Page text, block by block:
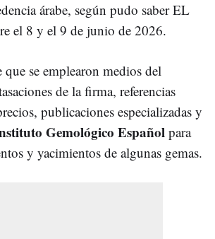
árabe, según pudo saber EL
el 8 y el 9 de junio de 2026.
se emplearon medios del
de la firma, referencias
publicaciones especializadas y
Gemológico Español para
y yacimientos de algunas gemas.